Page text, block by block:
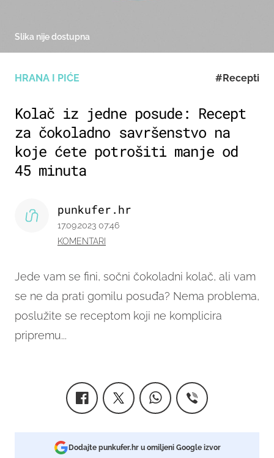
HRANA I PIĆE #Recepti
Kolač iz jedne posude: Recept
za čokoladno savršenstvo na
koje ćete potrošiti manje od
45 minuta
Jede vam se fini, sočni čokoladni kolač, ali vam
se ne da prati gomilu posuđa? Nema problema,
poslužite se receptom koji ne komplicira
pripremu...
punkufer.hr
17.09.2023 07:46
KOMENTARI
Slika nije dostupna
Dodajte punkufer.hr u omiljeni Google izvor